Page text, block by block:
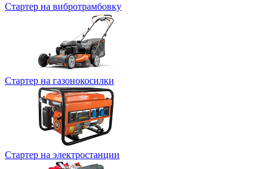
Стартер на вибротрамбовку
Стартер на газонокосилки
Стартер на электростанции